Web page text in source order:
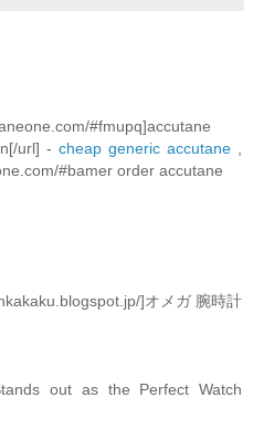
#fmupq]accutane
url] - cheap generic accutane
#bamer order accutane
]オメガ 腕時計
out as the Perfect Watch